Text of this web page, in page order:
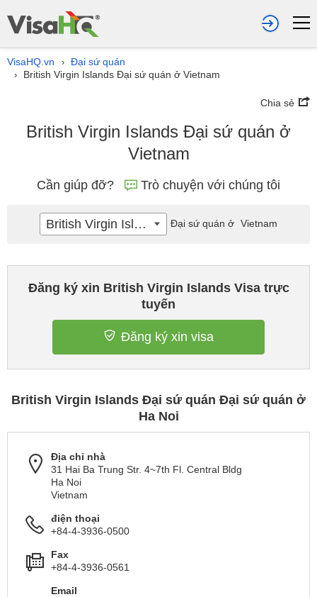
VisaHQ.vn › Đại sứ quán
› British Virgin Islands Đại sứ quán ở Vietnam
Chia sẻ
British Virgin Islands Đại sứ quán ở
Vietnam
Cần giúp đỡ? Trò chuyện với chúng tôi
Đăng ký xin British Virgin Islands Visa trực
tuyến
Đăng ký xin visa
British Virgin Islands Đại sứ quán Đại sứ quán ở
Ha Noi
Địa chỉ nhà
31 Hai Ba Trung Str. 4~7th Fl. Central Bldg
Ha Noi
Vietnam
điện thoại
+84-4-3936-0500
Fax
+84-4-3936-0561
Email
British Virgin Islands Đại sứ quán ở Vietnam